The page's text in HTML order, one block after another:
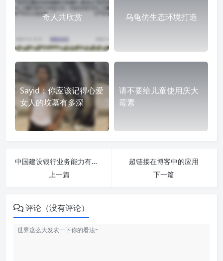
奇人共欣赏 乌龟仿生态环境打造
Sayid：你应该记得心爱
女人的坟墓有多深
请不要给儿童使用庆大
霉素
中国建设银行业务能力有待提高
上一篇
超链接在博客中的应用
下一篇
评论（没有评论）